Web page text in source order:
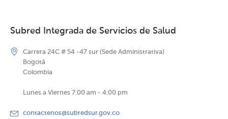
Subred Integrada de Servicios de Salud
Carrera 24C # 54 -47 sur (Sede Administrativa)
Bogotá
Colombia
Lunes a Viernes 7:00 am - 4:00 pm
contactenos@subredsur.gov.co